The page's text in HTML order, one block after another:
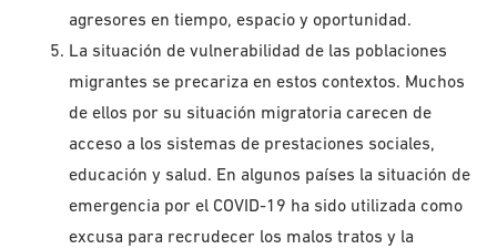
agresores en tiempo, espacio y oportunidad.
La situación de vulnerabilidad de las poblaciones
migrantes se precariza en estos contextos. Muchos
de ellos por su situación migratoria carecen de
acceso a los sistemas de prestaciones sociales,
educación y salud. En algunos países la situación de
emergencia por el COVID-19 ha sido utilizada como
excusa para recrudecer los malos tratos y la